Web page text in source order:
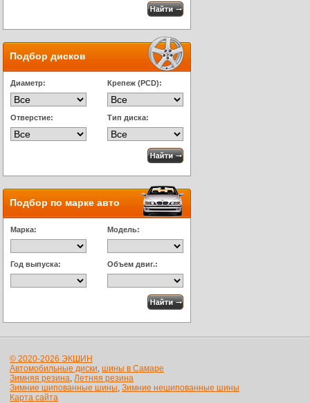
Подбор дисков
Диаметр: Крепеж (PCD):
Отверстие: Тип диска:
Подбор по марке авто
Марка: Модель:
Год выпуска: Объем двиг.:
© 2020-2026 ЭКШИН
Автомобильные диски, шины в Самаре
Зимняя резина, Летняя резина
Зимние шипованные шины, Зимние нешипованные шины
Карта сайта